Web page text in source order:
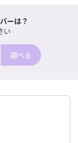
ーは？
い
調べる